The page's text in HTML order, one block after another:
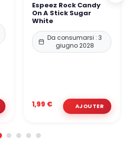
Espeez Rock Candy
On A Stick Sugar
White
Da consumarsi : 3
giugno 2028
1,99 €